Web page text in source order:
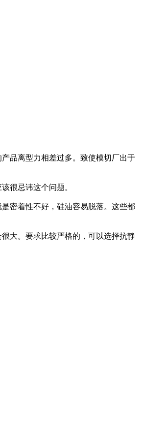
品离型力相差过多。致使模切厂出于
很忌讳这个问题。
密着性不好，硅油容易脱落。这些都
大。要求比较严格的，可以选择抗静